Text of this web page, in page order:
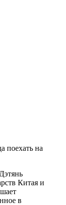
Китая и
в